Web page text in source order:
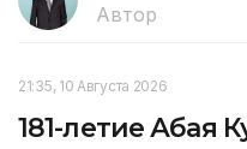
Автор
21:35, 10 Августа 2026
181-летие Абая